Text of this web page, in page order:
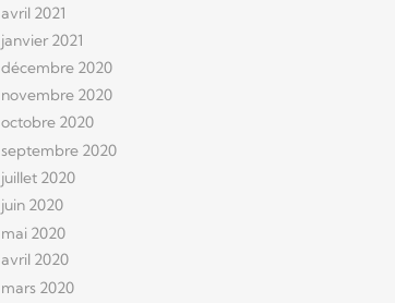
avril 2021
janvier 2021
décembre 2020
novembre 2020
octobre 2020
septembre 2020
juillet 2020
juin 2020
mai 2020
avril 2020
mars 2020